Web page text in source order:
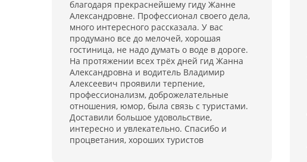
участие в концертной программе. За отдельную
плату санаторий дает в аренду спортивный
инвентарь (коньки, лыжи, велосипеды и др.). Для
корпоративных встреч в санатории имеется
большой конференц-зал на 300 мест
благодаря прекраснейшему гиду Жанне
Александровне. Профессионал своего дела,
много интересного рассказала. У вас
продумано все до мелочей, хорошая
гостиница, не надо думать о воде в дороге.
На протяжении всех трёх дней гид Жанна
Александровна и водитель Владимир
Алексеевич проявили терпение,
профессионализм, доброжелательные
отношения, юмор, была связь с туристами.
Доставили большое удовольствие,
интересно и увлекательно. Спасибо и
процветания, хороших туристов